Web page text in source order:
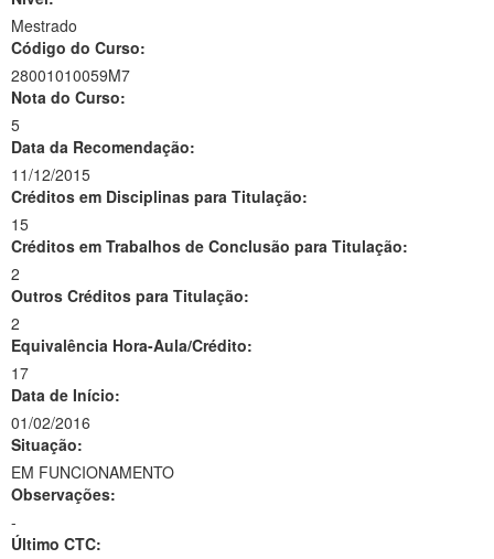
Mestrado
Código do Curso:
28001010059M7
Nota do Curso:
5
Data da Recomendação:
11/12/2015
Créditos em Disciplinas para Titulação:
15
Créditos em Trabalhos de Conclusão para Titulação:
2
Outros Créditos para Titulação:
2
Equivalência Hora-Aula/Crédito:
17
Data de Início:
01/02/2016
Situação:
EM FUNCIONAMENTO
Observações:
-
Último CTC: